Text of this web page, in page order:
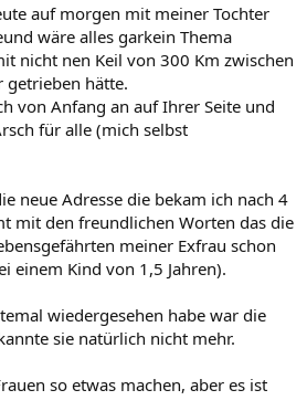
auf morgen mit meiner Tochter
wäre alles garkein Thema
nicht nen Keil von 300 Km zwischen
getrieben hätte.
von Anfang an auf Ihrer Seite und
für alle (mich selbst
neue Adresse die bekam ich nach 4
mit den freundlichen Worten das die
meiner Exfrau schon
einem Kind von 1,5 Jahren).
wiedergesehen habe war die
sie natürlich nicht mehr.
so etwas machen, aber es ist